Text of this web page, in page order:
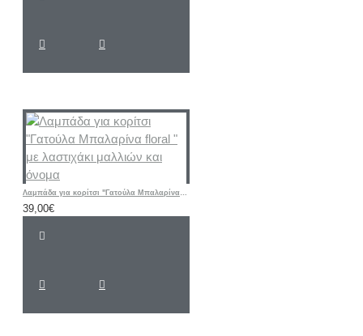
Λαμπάδα για κορίτσι "Γατούλα Μπαλαρίνα floral " με λαστιχάκι μαλλιών και όνομα
39,00€